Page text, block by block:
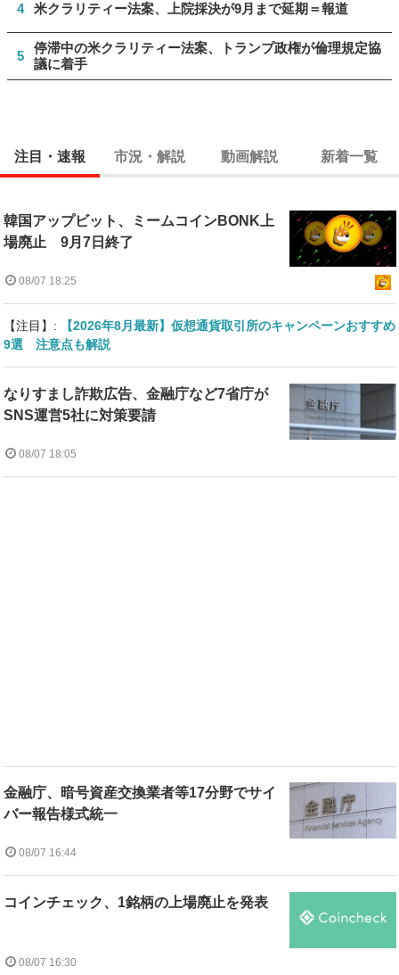
4 米クラリティー法案、上院採決が9月まで延期＝報道
5
停滞中の米クラリティー法案、トランプ政権が倫理規定協
議に着手
注目・速報 市況・解説 動画解説 新着一覧
韓国アップビット、ミームコインBONK上
場廃止 9月7日終了
08/07 18:25
【注目】:
【2026年8月最新】仮想通貨取引所のキャンペーンおすすめ
9選 注意点も解説
なりすまし詐欺広告、金融庁など7省庁が
SNS運営5社に対策要請
08/07 18:05
金融庁、暗号資産交換業者等17分野でサイ
バー報告様式統一
08/07 16:44
コインチェック、1銘柄の上場廃止を発表
08/07 16:30